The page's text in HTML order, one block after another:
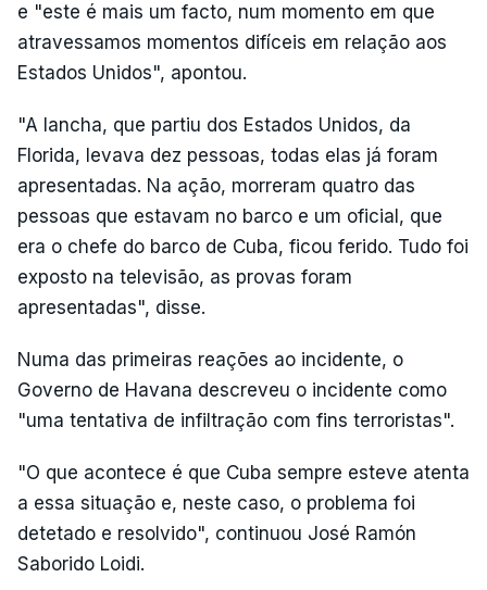
e "este é mais um facto, num momento em que
atravessamos momentos difíceis em relação aos
Estados Unidos", apontou.
"A lancha, que partiu dos Estados Unidos, da
Florida, levava dez pessoas, todas elas já foram
apresentadas. Na ação, morreram quatro das
pessoas que estavam no barco e um oficial, que
era o chefe do barco de Cuba, ficou ferido. Tudo foi
exposto na televisão, as provas foram
apresentadas", disse.
Numa das primeiras reações ao incidente, o
Governo de Havana descreveu o incidente como
"uma tentativa de infiltração com fins terroristas".
"O que acontece é que Cuba sempre esteve atenta
a essa situação e, neste caso, o problema foi
detetado e resolvido", continuou José Ramón
Saborido Loidi.